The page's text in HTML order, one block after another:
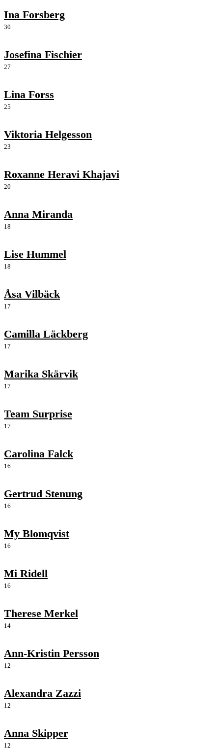
Ina Forsberg
30
Josefina Fischier
27
Lina Forss
25
Viktoria Helgesson
23
Roxanne Heravi Khajavi
20
Anna Miranda
18
Lise Hummel
18
Åsa Vilbäck
17
Camilla Läckberg
17
Marika Skärvik
17
Team Surprise
17
Carolina Falck
16
Gertrud Stenung
16
My Blomqvist
16
Mi Ridell
16
Therese Merkel
14
Ann-Kristin Persson
12
Alexandra Zazzi
12
Anna Skipper
12